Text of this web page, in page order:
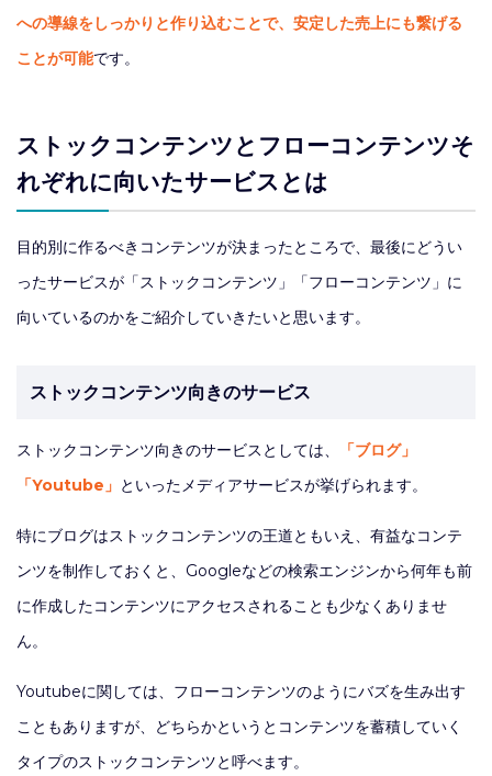
への導線をしっかりと作り込むことで、安定した売上にも繋げる
ことが可能です。
ストックコンテンツとフローコンテンツそ
れぞれに向いたサービスとは
目的別に作るべきコンテンツが決まったところで、最後にどうい
ったサービスが「ストックコンテンツ」「フローコンテンツ」に
向いているのかをご紹介していきたいと思います。
ストックコンテンツ向きのサービス
ストックコンテンツ向きのサービスとしては、
「ブログ」
「Youtube」 といったメディアサービスが挙げられます。
特にブログはストックコンテンツの王道ともいえ、有益なコンテ
ンツを制作しておくと、Googleなどの検索エンジンから何年も前
に作成したコンテンツにアクセスされることも少なくありませ
ん。
Youtubeに関しては、フローコンテンツのようにバズを生み出す
こともありますが、どちらかというとコンテンツを蓄積していく
タイプのストックコンテンツと呼べます。